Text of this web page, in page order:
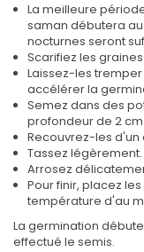
La meilleure
saman débutera
nocturnes seront
Scarifiez les
Laissez-les
accélérer la
Semez dans des
profondeur de 2
Recouvrez-les
Tassez légèrement.
Arrosez
Pour finir, placez
température d'au
La germination
effectué le semis.